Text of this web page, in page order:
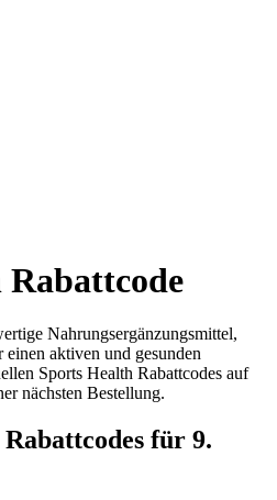
Nahrungsergänzungsmittel,
aktiven und gesunden
Sports Health Rabattcodes auf
nächsten Bestellung.
für 9.